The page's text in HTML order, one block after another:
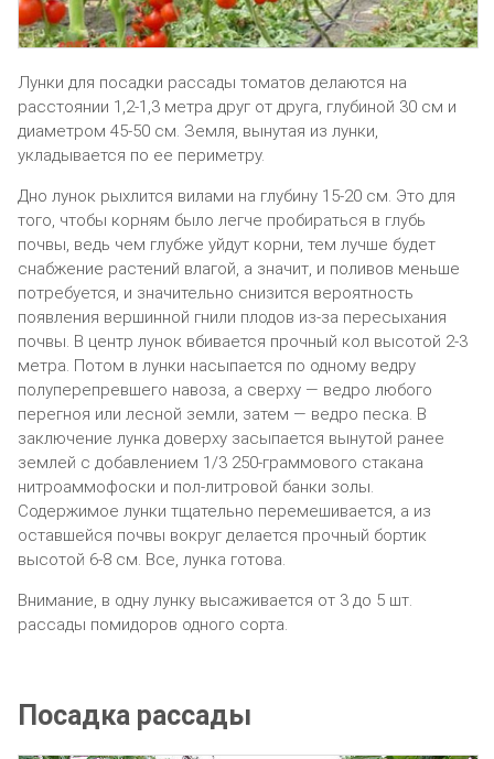
Лунки для посадки рассады томатов делаются на
расстоянии 1,2-1,3 метра друг от друга, глубиной 30 см и
диаметром 45-50 см. Земля, вынутая из лунки,
укладывается по ее периметру.
Дно лунок рыхлится вилами на глубину 15-20 см. Это для
того, чтобы корням было легче пробираться в глубь
почвы, ведь чем глубже уйдут корни, тем лучше будет
снабжение растений влагой, а значит, и поливов меньше
потребуется, и значительно снизится вероятность
появления вершинной гнили плодов из-за пересыхания
почвы. В центр лунок вбивается прочный кол высотой 2-3
метра. Потом в лунки насыпается по одному ведру
полуперепревшего навоза, а сверху — ведро любого
перегноя или лесной земли, затем — ведро песка. В
заключение лунка доверху засыпается вынутой ранее
землей с добавлением 1/3 250-граммового стакана
нитроаммофоски и пол-литровой банки золы.
Содержимое лунки тщательно перемешивается, а из
оставшейся почвы вокруг делается прочный бортик
высотой 6-8 см. Все, лунка готова.
Внимание, в одну лунку высаживается от 3 до 5 шт.
рассады помидоров одного сорта.
Посадка рассады